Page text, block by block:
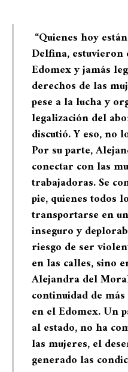
“Quienes hoy
Delfina,
Edomex y jamás
derechos de las
pese a la lucha y
legalización del
discutió. Y eso, no
Por su parte,
conectar con las
trabajadoras. Se
pie, quienes todos
transportarse en
inseguro y
riesgo de ser
en las calles, sino
Alejandra del
continuidad de
en el Edomex. Un
al estado, no ha
las mujeres, el
generado las